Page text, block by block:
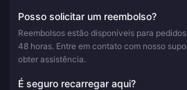
Posso solicitar um reembolso?
Reembolsos estão disponíveis para
48 horas. Entre em contato com nosso
obter assistência.
É seguro recarregar aqui?